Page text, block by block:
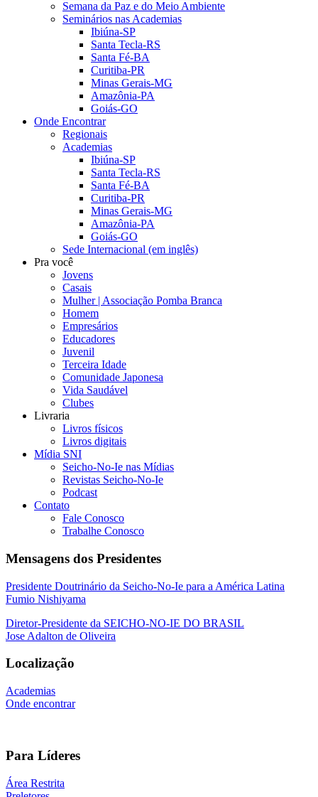
Semana da Paz e do Meio Ambiente
Seminários nas Academias
Ibiúna-SP
Santa Tecla-RS
Santa Fé-BA
Curitiba-PR
Minas Gerais-MG
Amazônia-PA
Goiás-GO
Onde Encontrar
Regionais
Academias
Ibiúna-SP
Santa Tecla-RS
Santa Fé-BA
Curitiba-PR
Minas Gerais-MG
Amazônia-PA
Goiás-GO
Sede Internacional (em inglês)
Pra você
Jovens
Casais
Mulher | Associação Pomba Branca
Homem
Empresários
Educadores
Juvenil
Terceira Idade
Comunidade Japonesa
Vida Saudável
Clubes
Livraria
Livros físicos
Livros digitais
Mídia SNI
Seicho-No-Ie nas Mídias
Revistas Seicho-No-Ie
Podcast
Contato
Fale Conosco
Trabalhe Conosco
Mensagens dos Presidentes
Presidente Doutrinário da Seicho-No-Ie para a América Latina
Fumio Nishiyama
Diretor-Presidente da SEICHO-NO-IE DO BRASIL
Jose Adalton de Oliveira
Localização
Academias
Onde encontrar
Para Líderes
Área Restrita